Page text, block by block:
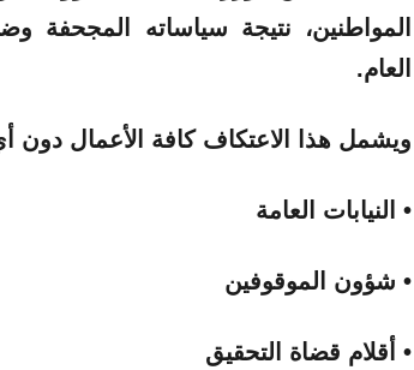
المواطنين، نتيجة سياساته المجحفة
العام.
ويشمل هذا الاعتكاف كافة الأعمال دون
• النيابات العامة
• شؤون الموقوفين
• أقلام قضاة التحقيق